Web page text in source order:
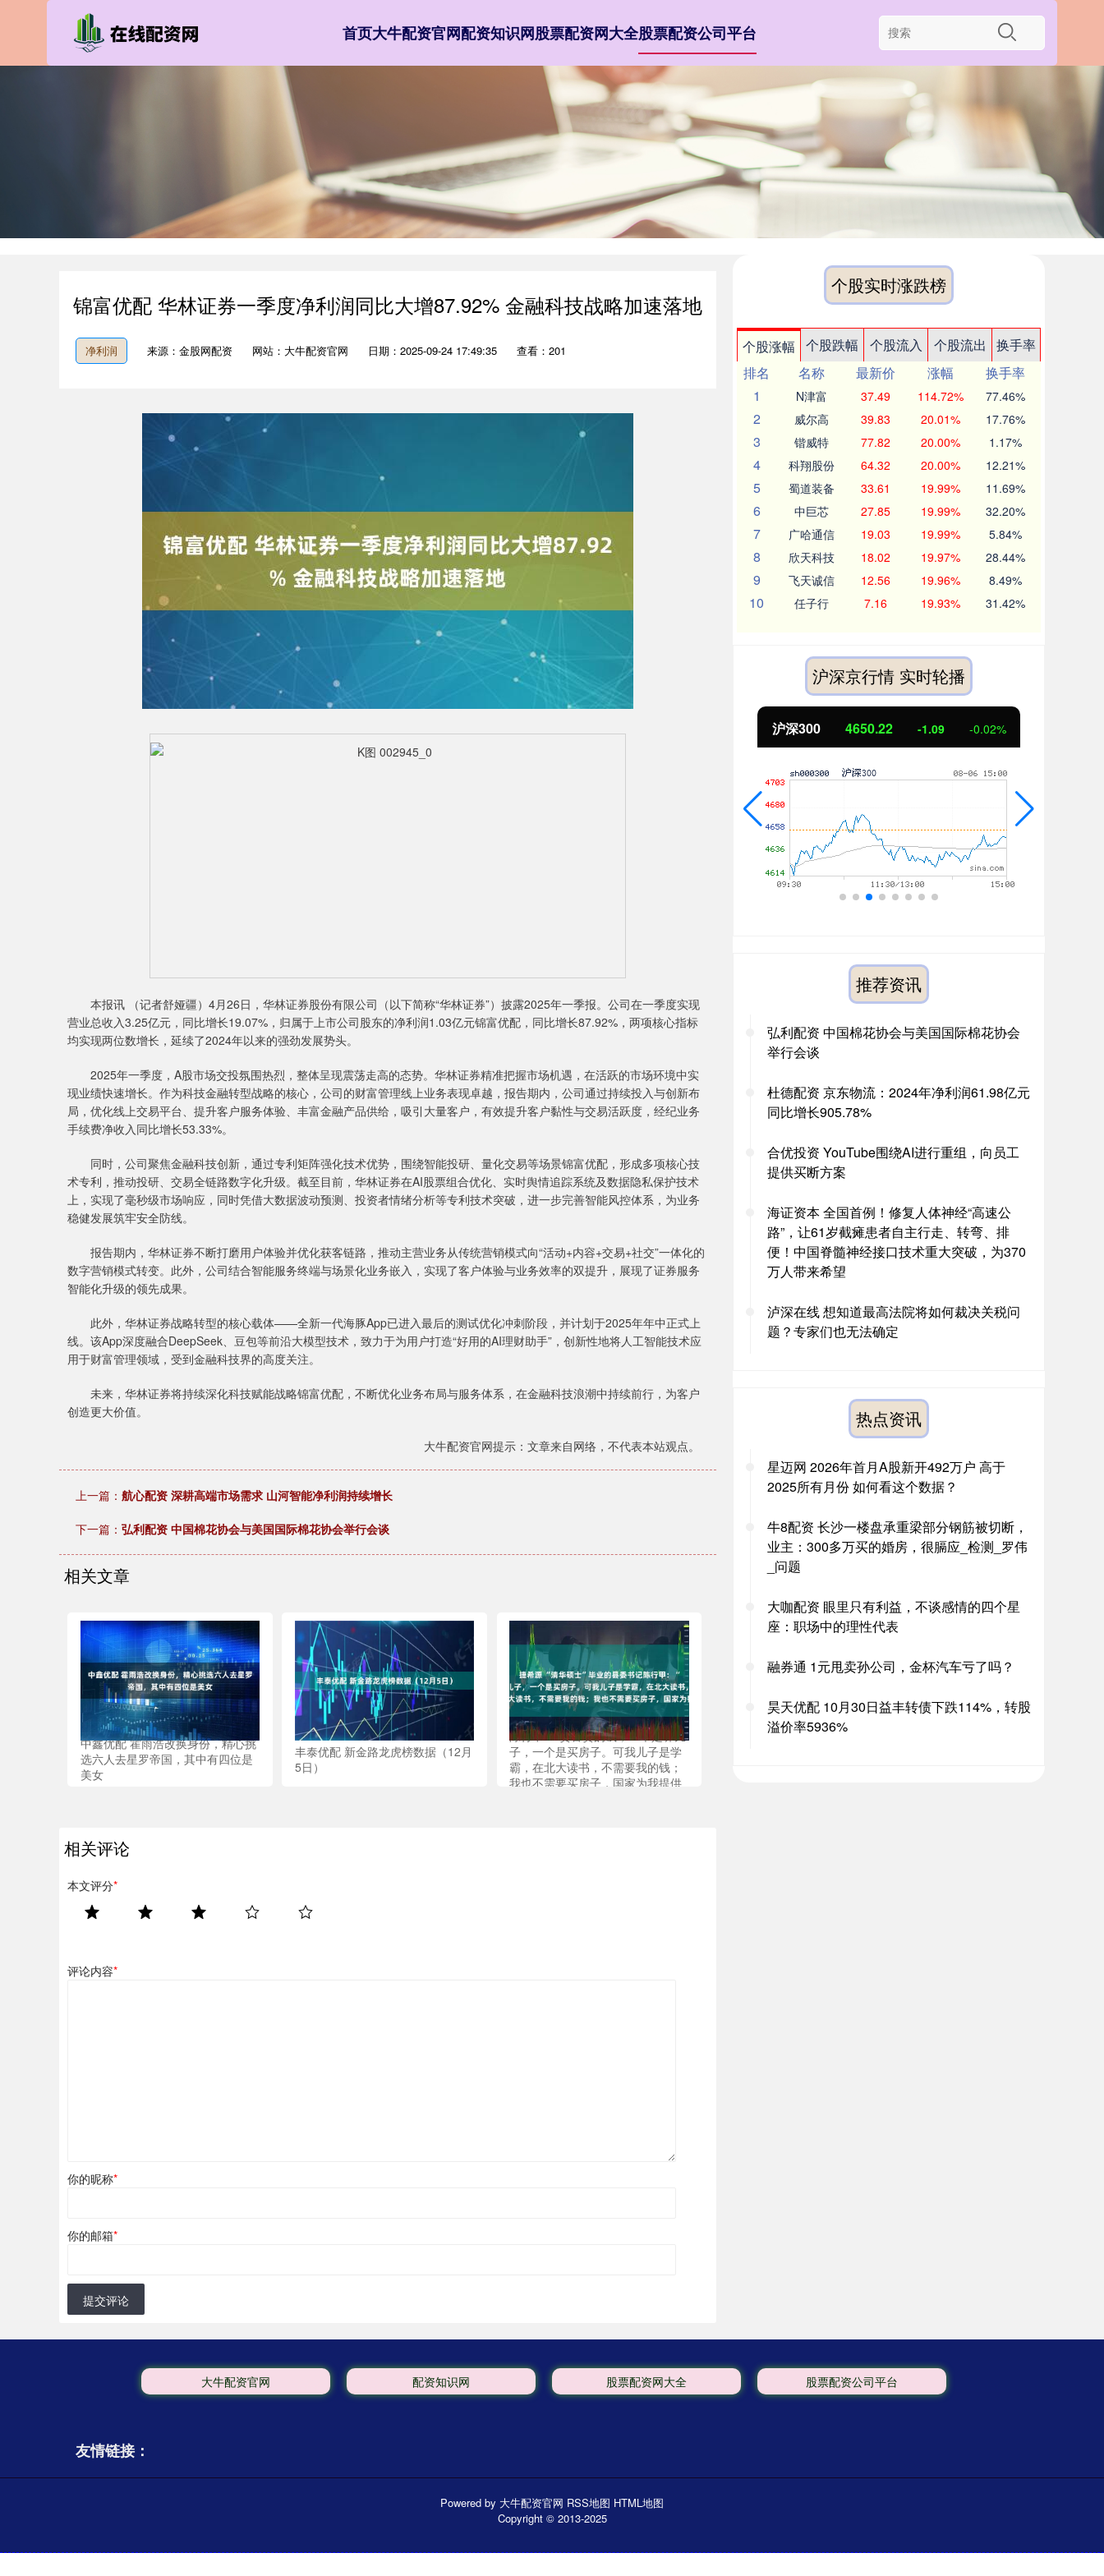
首页大牛配资官网配资知识网股票配资网大全股票配资公司平台
锦富优配 华林证券一季度净利润同比大增87.92% 金融科技战略加速落地
净利润 来源：金股网配资 网站：大牛配资官网 日期：2025-09-24 17:49:35 查看：201
本报讯 （记者舒娅疆）4月26日，华林证券股份有限公司（以下简称“华林证券”）披露2025年一季报。公司在一季度实现
营业总收入3.25亿元，同比增长19.07%，归属于上市公司股东的净利润1.03亿元锦富优配，同比增长87.92%，两项核心指标
均实现两位数增长，延续了2024年以来的强劲发展势头。
2025年一季度，A股市场交投氛围热烈，整体呈现震荡走高的态势。华林证券精准把握市场机遇，在活跃的市场环境中实
现业绩快速增长。作为科技金融转型战略的核心，公司的财富管理线上业务表现卓越，报告期内，公司通过持续投入与创新布
局，优化线上交易平台、提升客户服务体验、丰富金融产品供给，吸引大量客户，有效提升客户黏性与交易活跃度，经纪业务
手续费净收入同比增长53.33%。
同时，公司聚焦金融科技创新，通过专利矩阵强化技术优势，围绕智能投研、量化交易等场景锦富优配，形成多项核心技
术专利，推动投研、交易全链路数字化升级。截至目前，华林证券在AI股票组合优化、实时舆情追踪系统及数据隐私保护技术
上，实现了毫秒级市场响应，同时凭借大数据波动预测、投资者情绪分析等专利技术突破，进一步完善智能风控体系，为业务
稳健发展筑牢安全防线。
报告期内，华林证券不断打磨用户体验并优化获客链路，推动主营业务从传统营销模式向“活动+内容+交易+社交”一体化的
数字营销模式转变。此外，公司结合智能服务终端与场景化业务嵌入，实现了客户体验与业务效率的双提升，展现了证券服务
智能化升级的领先成果。
此外，华林证券战略转型的核心载体——全新一代海豚App已进入最后的测试优化冲刺阶段，并计划于2025年年中正式上
线。该App深度融合DeepSeek、豆包等前沿大模型技术，致力于为用户打造“好用的AI理财助手”，创新性地将人工智能技术应
用于财富管理领域，受到金融科技界的高度关注。
未来，华林证券将持续深化科技赋能战略锦富优配，不断优化业务布局与服务体系，在金融科技浪潮中持续前行，为客户
创造更大价值。
大牛配资官网提示：文章来自网络，不代表本站观点。
上一篇： 航心配资 深耕高端市场需求 山河智能净利润持续增长
下一篇： 弘利配资 中国棉花协会与美国国际棉花协会举行会谈
相关文章
中鑫优配 霍雨浩改换身份，精心挑
选六人去星罗帝国，其中有四位是
美女
丰泰优配 新金路龙虎榜数据（12月
5日）
捷希源 “清华硕士”毕业的县委书记
陈行甲：“贪官贪的钱，一个是养儿
子，一个是买房子。可我儿子是学
霸，在北大读书，不需要我的钱；
我也不需要买房子，国家为我提供
相关评论
本文评分*
评论内容*
你的昵称*
你的邮箱*
提交评论
个股实时涨跌榜
个股涨幅 个股跌幅 个股流入 个股流出
换手率
排名
名称 最新价 涨幅
换手率
1
N津富 37.49 114.72% 77.46%
2 威尔高 39.83 20.01% 17.76%
3 锴威特 77.82 20.00% 1.17%
4 科翔股份 64.32 20.00% 12.21%
5 蜀道装备 33.61 19.99% 11.69%
6 中巨芯 27.85 19.99% 32.20%
7 广哈通信 19.03 19.99% 5.84%
8 欣天科技 18.02 19.97% 28.44%
9 飞天诚信 12.56 19.96% 8.49%
10 任子行 7.16 19.93% 31.42%
沪深京行情 实时轮播
沪深300 4650.22 -1.09 -0.02%
推荐资讯
弘利配资 中国棉花协会与美国国际棉花协会
举行会谈
杜德配资 京东物流：2024年净利润61.98亿元
同比增长905.78%
合优投资 YouTube围绕AI进行重组，向员工
提供买断方案
海证资本 全国首例！修复人体神经“高速公
路”，让61岁截瘫患者自主行走、转弯、排
便！中国脊髓神经接口技术重大突破，为370
万人带来希望
泸深在线 想知道最高法院将如何裁决关税问
题？专家们也无法确定
热点资讯
星迈网 2026年首月A股新开492万户 高于
2025所有月份 如何看这个数据？
牛8配资 长沙一楼盘承重梁部分钢筋被切断，
业主：300多万买的婚房，很膈应_检测_罗伟
_问题
大咖配资 眼里只有利益，不谈感情的四个星
座：职场中的理性代表
融券通 1元甩卖孙公司，金杯汽车亏了吗？
昊天优配 10月30日益丰转债下跌114%，转股
溢价率5936%
大牛配资官网 配资知识网 股票配资网大全 股票配资公司平台
友情链接：
Powered by 大牛配资官网 RSS地图 HTML地图
Copyright © 2013-2025